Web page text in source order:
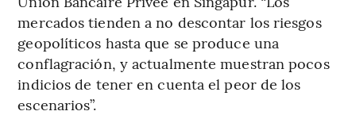
mercados tienden a no descontar los riesgos
geopolíticos hasta que se produce una
conflagración, y actualmente muestran pocos
indicios de tener en cuenta el peor de los
escenarios”.